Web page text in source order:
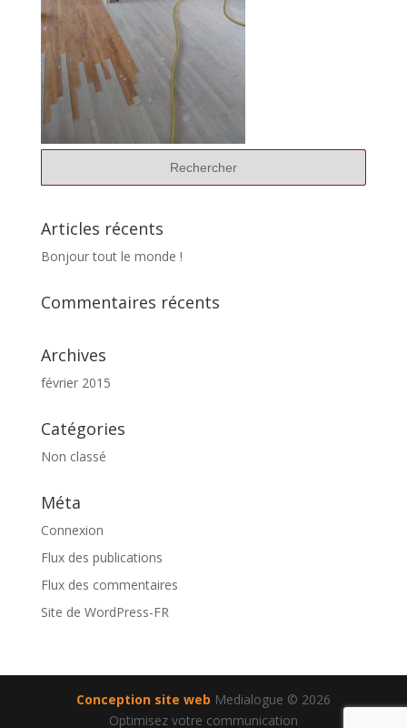
Articles récents
Bonjour tout le monde !
Commentaires récents
Archives
février 2015
Catégories
Non classé
Méta
Connexion
Flux des publications
Flux des commentaires
Site de WordPress-FR
Conception site web Medialogue © 2026
Optimisez votre communication